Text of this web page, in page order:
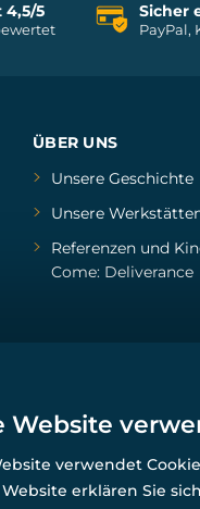
4,5/5 Sicher
PayPal,
ÜBER UNS
Unsere Geschichte
Unsere
Referenzenund
Come: Deliverance
Website
verwendet
erklären Sie